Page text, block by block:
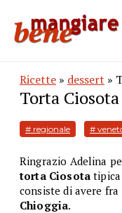
Ricette » dessert »
Torta Ciosota
# regionale #
Ringrazio Adelina
torta Ciosotatipica
consiste di avere
Chioggia.